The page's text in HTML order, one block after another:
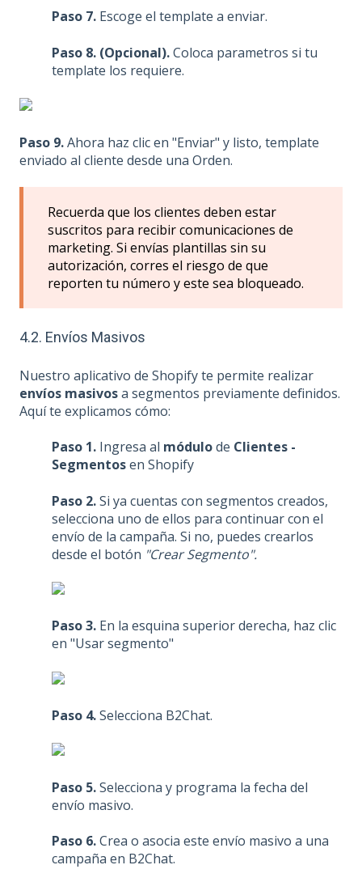
Paso 7. Escoge el template a enviar.
Paso 8. (Opcional).Coloca parametros si tu
template los requiere.
Paso 9.Ahora haz clic en "Enviar" y listo, template
enviado al cliente desde una Orden.
Recuerda que los clientes deben estar
suscritos para recibir comunicaciones de
marketing. Si envías plantillas sin su
autorización, corres el riesgo de que
reporten tu número y este sea bloqueado.
4.2. Envíos Masivos
Nuestro aplicativo de Shopify te permite realizar
envíos masivosa segmentos previamente definidos.
Aquí te explicamos cómo:
Paso 1. Ingresa al módulode Clientes -
Segmentosen Shopify
Paso 2.Si ya cuentas con segmentos creados,
selecciona uno de ellos para continuar con el
envío de la campaña. Si no, puedes crearlos
desde el botón "Crear Segmento".
Paso 3. En la esquina superior derecha, haz clic
en "Usar segmento"
Paso 4.Selecciona B2Chat.
Paso 5.Selecciona y programa la fecha del
envío masivo.
Paso 6.Crea o asocia este envío masivo a una
campaña en B2Chat.